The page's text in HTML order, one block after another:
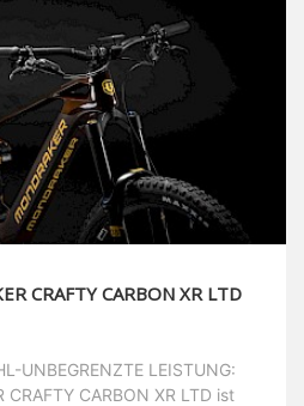
CRAFTY CARBON XR LTD
UNBEGRENZTE LEISTUNG:
CRAFTY CARBON XR LTD ist